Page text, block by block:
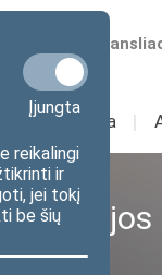
Įjungta
reikalingi
ir
jei tokį
be šių
Numatomos
Veikla I